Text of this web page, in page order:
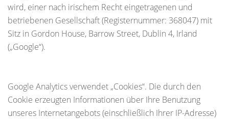
wird, einer nach irischem Recht eingetragenen und
betriebenen Gesellschaft (Registernummer: 368047) mit
Sitz in Gordon House, Barrow Street, Dublin 4, Irland
(„Google“).
Google Analytics verwendet „Cookies“. Die durch den
Cookie erzeugten Informationen über Ihre Benutzung
unseres Internetangebots (einschließlich Ihrer IP-Adresse)